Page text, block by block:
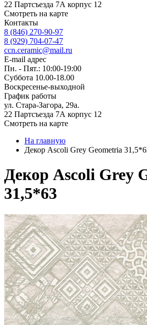
22 Партсъезда 7А корпус 12
Смотреть на карте
Контакты
8 (846) 270-90-97
8 (929) 704-07-47
ccn.ceramic@mail.ru
E-mail адрес
Пн. - Пят.: 10:00-19:00
Суббота 10.00-18.00
Воскресенье-выходной
График работы
ул. Стара-Загора, 29а.
22 Партсъезда 7А корпус 12
Смотреть на карте
На главную
Декор Ascoli Grey Geometria
Декор Ascoli Grey
31,5*63